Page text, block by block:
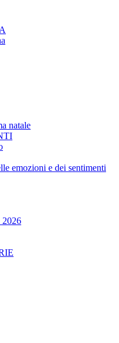
natale
emozioni e dei sentimenti
2026